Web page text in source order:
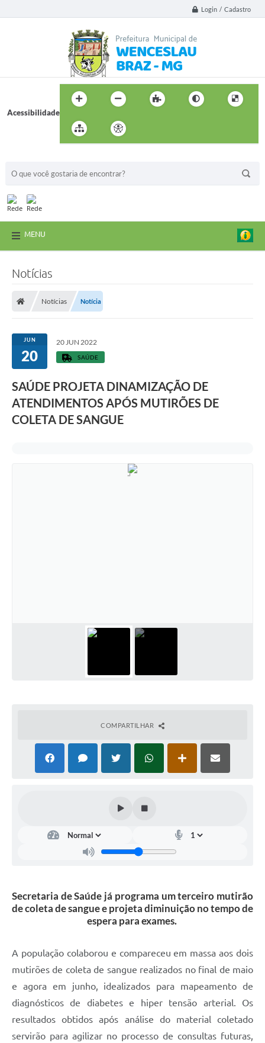
Login / Cadastro
Acessibilidade
MENU
Notícias
Notícias Notícia
JUN
20
20 JUN 2022
SAÚDE
SAÚDE PROJETA DINAMIZAÇÃO DE
ATENDIMENTOS APÓS MUTIRÕES DE
COLETA DE SANGUE
COMPARTILHAR
Secretaria de Saúde já programa um terceiro mutirão
de coleta de sangue e projeta diminuição no tempo de
espera para exames.
A população colaborou e compareceu em massa aos dois
mutirões de coleta de sangue realizados no final de maio
e agora em junho, idealizados para mapeamento de
diagnósticos de diabetes e hiper tensão arterial. Os
resultados obtidos após análise do material coletado
servirão para agilizar no processo de consultas futuras,